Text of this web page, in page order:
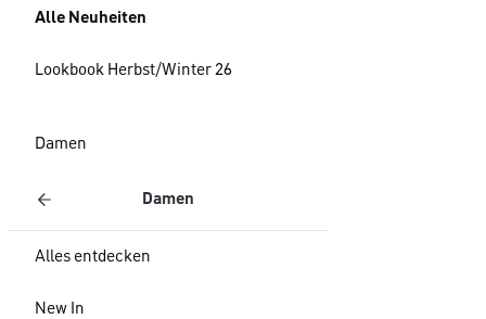
Alle Neuheiten
Lookbook Herbst/Winter 26
Damen
Damen
Alles entdecken
New In